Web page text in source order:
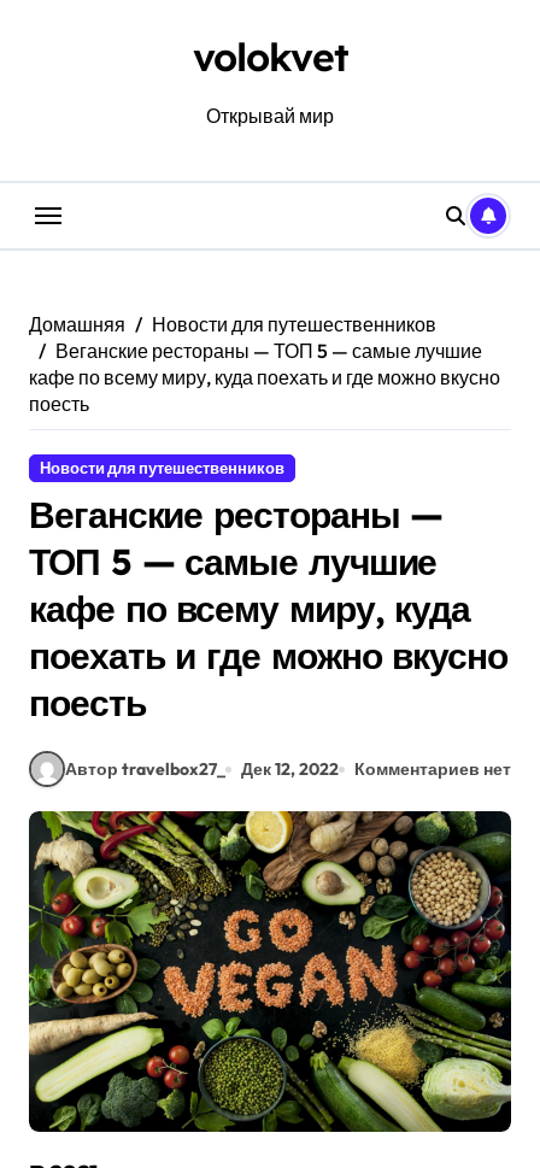
volokvet
Открывай мир
Домашняя
Новости для путешественников
Веганские рестораны — ТОП 5 — самые лучшие
кафе по всему миру, куда поехать и где можно вкусно
поесть
Новости для путешественников
Веганские рестораны —
ТОП 5 — самые лучшие
кафе по всему миру, куда
поехать и где можно вкусно
поесть
Автор travelbox27_ Дек 12, 2022 Комментариев нет